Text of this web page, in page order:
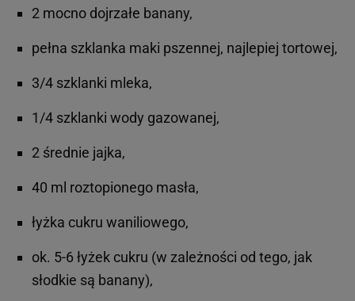
2 mocno dojrzałe banany,
pełna szklanka maki pszennej, najlepiej tortowej,
3/4 szklanki mleka,
1/4 szklanki wody gazowanej,
2 średnie jajka,
40 ml roztopionego masła,
łyżka cukru waniliowego,
ok. 5-6 łyżek cukru (w zależności od tego, jak
słodkie są banany),